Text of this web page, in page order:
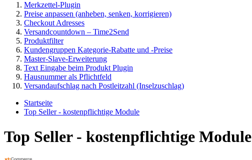
Merkzettel-Plugin
Preise anpassen (anheben, senken, korrigieren)
Checkout Adresses
Versandcountdown – Time2Send
Produktfilter
Kundengruppen Kategorie-Rabatte und -Preise
Master-Slave-Erweiterung
Text Eingabe beim Produkt Plugin
Hausnummer als Pflichtfeld
Versandaufschlag nach Postleitzahl (Inselzuschlag)
Startseite
Top Seller - kostenpflichtige Module
Top Seller - kostenpflichtige Module